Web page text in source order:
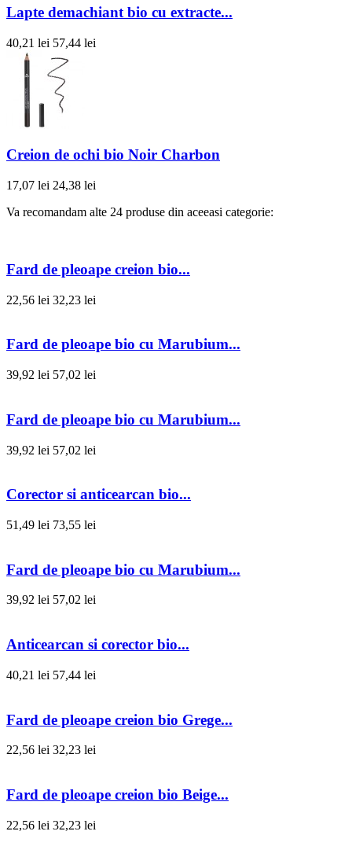
Lapte demachiant bio cu extracte...
40,21 lei 57,44 lei
Creion de ochi bio Noir Charbon
17,07 lei 24,38 lei
Va recomandam alte 24 produse din aceeasi categorie:
Fard de pleoape creion bio...
22,56 lei 32,23 lei
Fard de pleoape bio cu Marubium...
39,92 lei 57,02 lei
Fard de pleoape bio cu Marubium...
39,92 lei 57,02 lei
Corector si anticearcan bio...
51,49 lei 73,55 lei
Fard de pleoape bio cu Marubium...
39,92 lei 57,02 lei
Anticearcan si corector bio...
40,21 lei 57,44 lei
Fard de pleoape creion bio Grege...
22,56 lei 32,23 lei
Fard de pleoape creion bio Beige...
22,56 lei 32,23 lei